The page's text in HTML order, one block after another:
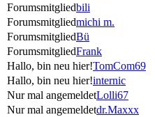
Forumsmitgliedbili
Forumsmitgliedmichi m.
ForumsmitgliedBü
ForumsmitgliedFrank
Hallo, bin neu hier!TomCom69
Hallo, bin neu hier!internic
Nur mal angemeldetLolli67
Nur mal angemeldetdr.Maxxx